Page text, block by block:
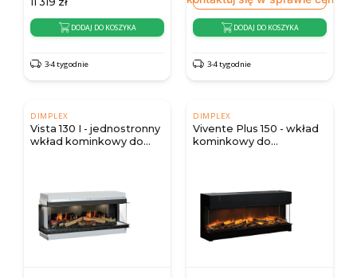
DODAJ DO KOSZYKA
3-4 tygodnie
DODAJ DO KOSZYKA
3-4 tygodnie
DIMPLEX
Vista 130 I - jednostronny
wkład kominkowy do
DIMPLEX
Vivente Plus 150 - wkład
kominkowy do